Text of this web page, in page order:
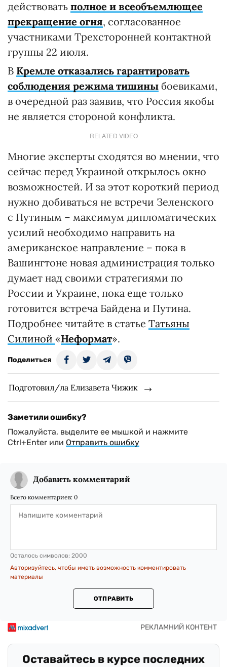
действовать полное и всеобъемлющее
прекращение огня, согласованное
участниками Трехсторонней контактной
группы 22 июля.
В Кремле отказались гарантировать
соблюдения режима тишины боевиками,
в очередной раз заявив, что Россия якобы
не является стороной конфликта.
RELATED VIDEO
Многие эксперты сходятся во мнении, что
сейчас перед Украиной открылось окно
возможностей. И за этот короткий период
нужно добиваться не встречи Зеленского
с Путиным – максимум дипломатических
усилий необходимо направить на
американское направление – пока в
Вашингтоне новая администрация только
думает над своими стратегиями по
России и Украине, пока еще только
готовится встреча Байдена и Путина.
Подробнее читайте в статье Татьяны
Силиной «Неформат».
Поделиться
Подготовил/ла Елизавета Чижик
Заметили ошибку?
Пожалуйста, выделите ее мышкой и нажмите
Ctrl+Enter или Отправить ошибку
Добавить комментарий
Всего комментариев: 0
Осталось символов: 2000
Авторизуйтесь, чтобы иметь возможность комментировать
материалы
ОТПРАВИТЬ
Оставайтесь в курсе последних